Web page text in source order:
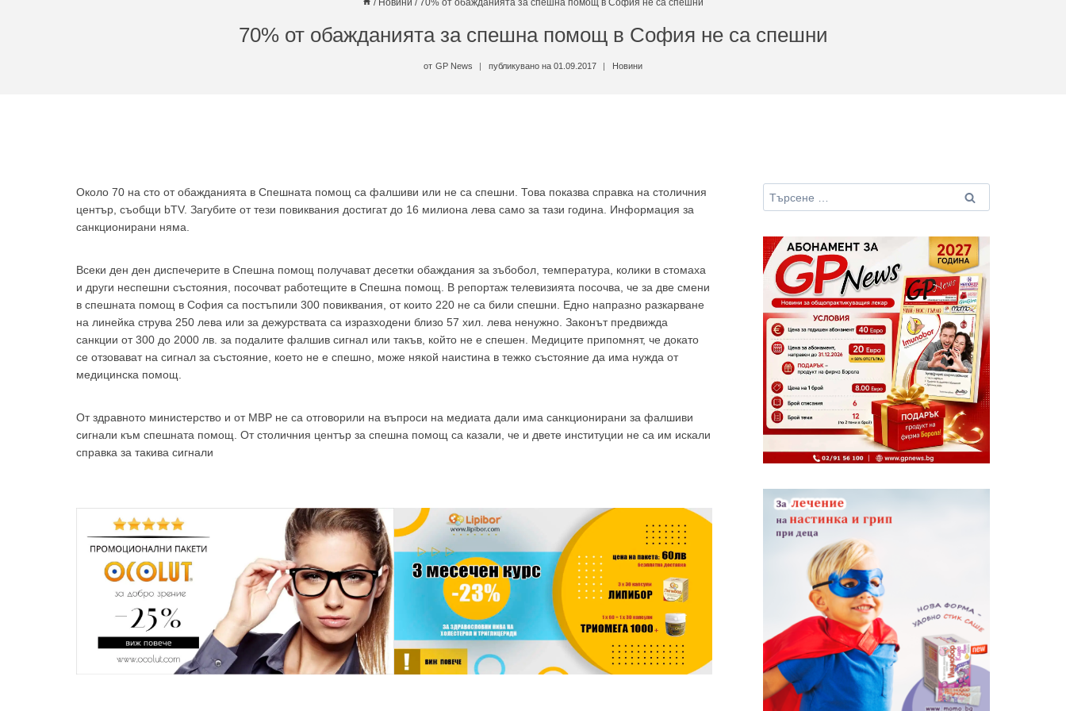
/ Новини / 70% от обажданията за спешна помощ в София не са спешни
70% от обажданията за спешна помощ в София не са спешни
от GP News публикувано на 01.09.2017 Новини
Около 70 на сто от обажданията в Спешната помощ са фалшиви или не са спешни. Това показва справка на столичния
център, съобщи bTV. Загубите от тези повиквания достигат до 16 милиона лева само за тази година. Информация за
санкционирани няма.
Всеки ден ден диспечерите в Спешна помощ получават десетки обаждания за зъбобол, температура, колики в стомаха
и други неспешни състояния, посочват работещите в Спешна помощ. В репортаж телевизията посочва, че за две смени
в спешната помощ в София са постъпили 300 повиквания, от които 220 не са били спешни. Едно напразно разкарване
на линейка струва 250 лева или за дежурствата са изразходени близо 57 хил. лева ненужно. Законът предвижда
санкции от 300 до 2000 лв. за подалите фалшив сигнал или такъв, който не е спешен. Медиците припомнят, че докато
се отзовават на сигнал за състояние, което не е спешно, може някой наистина в тежко състояние да има нужда от
медицинска помощ.
От здравното министерство и от МВР не са отговорили на въпроси на медиата дали има санкционирани за фалшиви
сигнали към спешната помощ. От столичния център за спешна помощ са казали, че и двете институции не са им искали
справка за такива сигнали
Търсене
за: